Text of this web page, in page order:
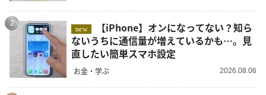
2
new
ないうちに通信量が増えているかも…。見
直したい簡単スマホ設定
お金・学ぶ 2026.08.06